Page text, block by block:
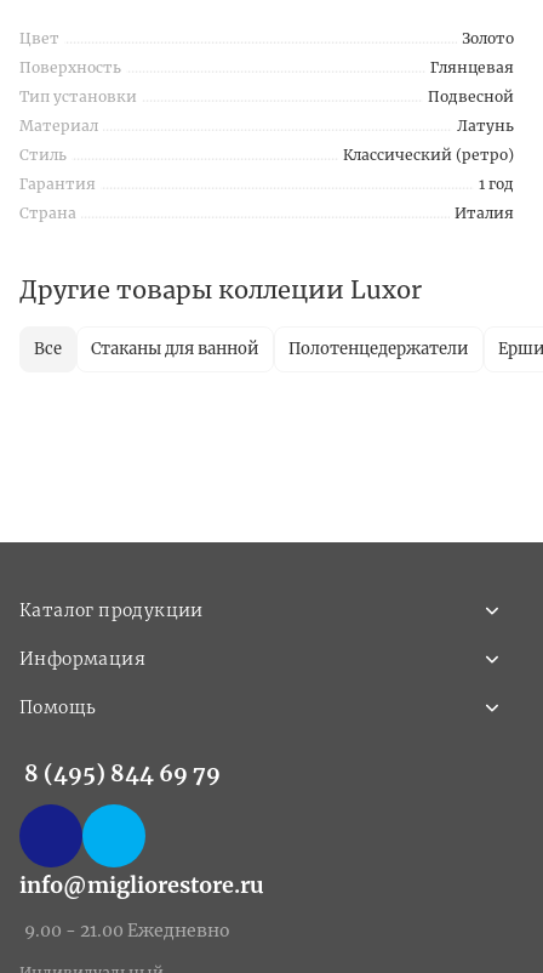
Цвет
Золото
Поверхность
Глянцевая
Тип установки
Подвесной
Материал
Латунь
Стиль
Классический (ретро)
Гарантия
1 год
Страна
Италия
Другие товары коллеции Luxor
Все Стаканы для ванной Полотенцедержатели
Каталог продукции
Информация
Помощь
8 (495) 844 69 79
info@migliorestore.ru
9.00 - 21.00 Ежедневно